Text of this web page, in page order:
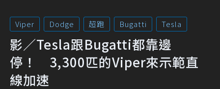
Viper Dodge 超跑 Bugatti Tesla
影／Tesla跟Bugatti都靠邊
停！ 3,300匹的Viper來示範直
線加速